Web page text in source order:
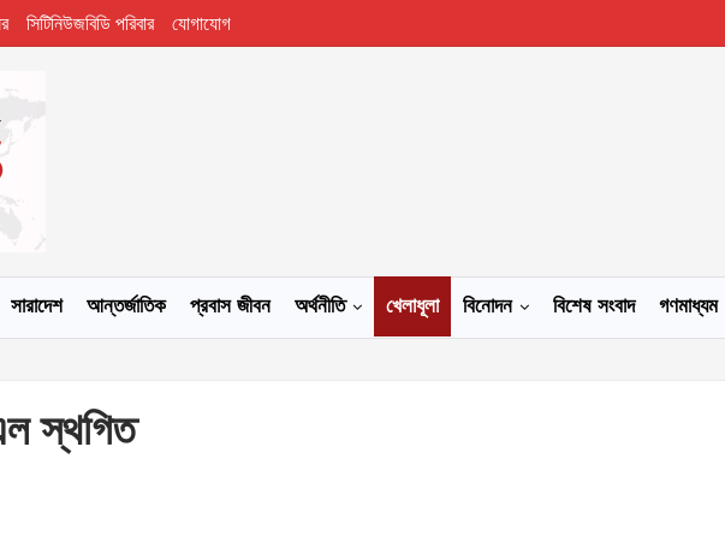
সিটিনিউজবিডি পরিবার যোগাযোগ
সারাদেশ আন্তর্জাতিক প্রবাস জীবন অর্থনীতি খেলাধূলা বিনোদন বিশেষ সংবাদ গণমাধ্যম
স্থগিত